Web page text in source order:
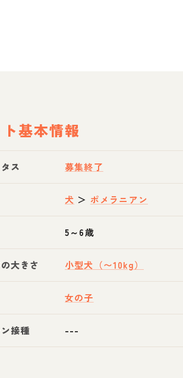
基本情報
ス 募集終了
犬 ＞ ポメラニアン
5～6歳
大きさ 小型犬（〜10kg）
女の子
接種 ---